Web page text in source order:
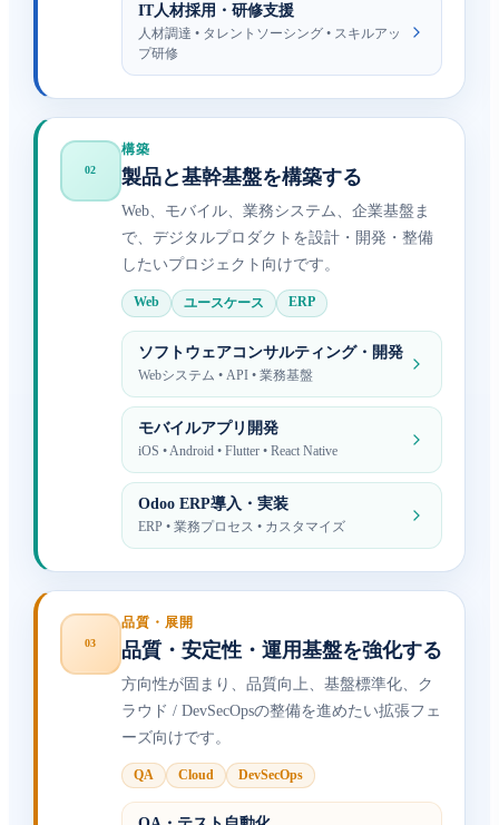
IT人材採用・研修支援
人材調達 • タレントソーシング • スキルアッ
プ研修
02
構築
製品と基幹基盤を構築する
Web、モバイル、業務システム、企業基盤ま
で、デジタルプロダクトを設計・開発・整備
したいプロジェクト向けです。
Web ユースケース ERP
ソフトウェアコンサルティング・開発
Webシステム • API • 業務基盤
モバイルアプリ開発
iOS • Android • Flutter • React Native
Odoo ERP導入・実装
ERP • 業務プロセス • カスタマイズ
03
品質・展開
品質・安定性・運用基盤を強化する
方向性が固まり、品質向上、基盤標準化、ク
ラウド / DevSecOpsの整備を進めたい拡張フェ
ーズ向けです。
QA Cloud DevSecOps